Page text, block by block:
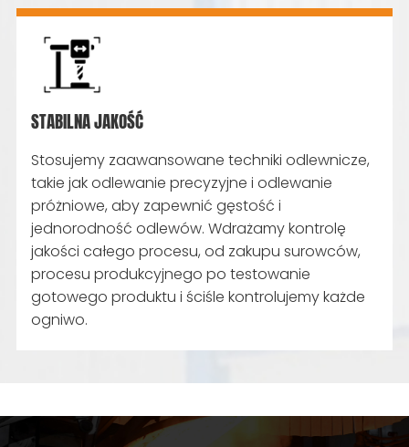
STABILNA JAKOŚĆ
Stosujemy zaawansowane techniki odlewnicze,
takie jak odlewanie precyzyjne i odlewanie
próżniowe, aby zapewnić gęstość i
jednorodność odlewów. Wdrażamy kontrolę
jakości całego procesu, od zakupu surowców,
procesu produkcyjnego po testowanie
gotowego produktu i ściśle kontrolujemy każde
ogniwo.